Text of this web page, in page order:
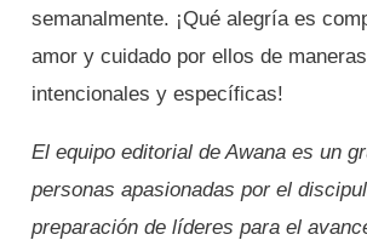
semanalmente. ¡Qué alegría es
amor y cuidado por ellos de
intencionales y específicas!
El equipo editorial de Awana es un
personas apasionadas por el
preparación de líderes para el